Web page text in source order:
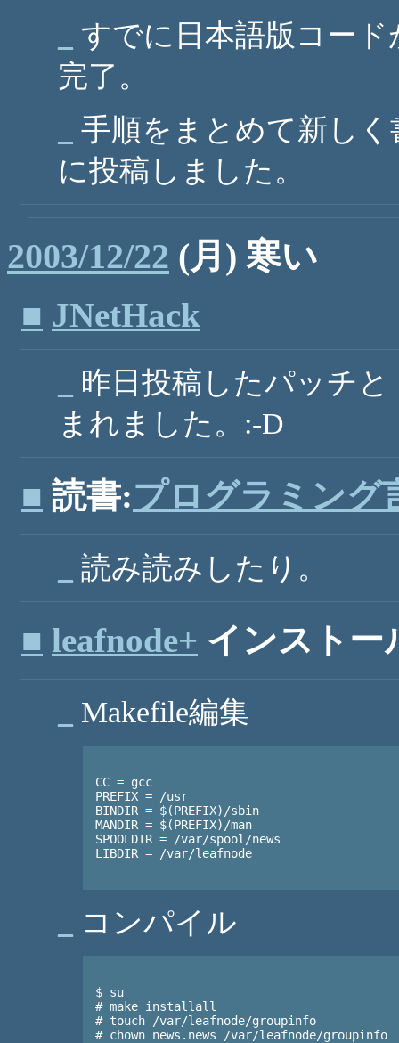
すでに日本語版コー
完了。
手順をまとめて新し
に投稿しました。
2003/12/22 (月) 寒い
■ JNetHack
昨日投稿したパッチ
まれました。:-D
■ 読書:プログラミング
読み読みしたり。
■ leafnode+ インストー
Makefile編集
CC = gcc
PREFIX = /usr
BINDIR = $(PREFIX)/sbin
MANDIR = $(PREFIX)/man
SPOOLDIR = /var/spool/news
LIBDIR = /var/leafnode
コンパイル
$ su
# make installall
# touch /var/leafnode/groupinfo
# chown news.news /var/leafnode/groupinfo